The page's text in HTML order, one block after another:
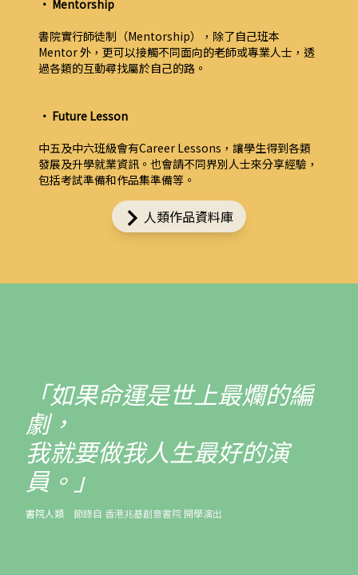
• Mentorship
書院實行師徒制（Mentorship），除了自己班本
Mentor 外，更可以接觸不同面向的老師或專業人士，透
過各類的互動尋找屬於自己的路。
• Future Lesson
中五及中六班級會有Career Lessons，讓學生得到各類
發展及升學就業資訊。也會請不同界別人士來分享經驗，
包括考試準備和作品集準備等。
人類作品資料庫
「如果命運是世上最爛的編
劇，
我就要做我人生最好的演
員。」
書院人類 節錄自 香港兆基創意書院 開學演出